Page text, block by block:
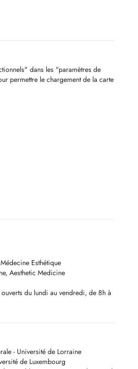
dans les "paramètres de
permettre le chargement de la carte
Esthétique
Aesthetic Medicine
du lundi au vendredi, de 8h à
l'adresse suivante :
heures à l'avance pourra donner
non remboursable.
- Université de Lorraine
de Luxembourg